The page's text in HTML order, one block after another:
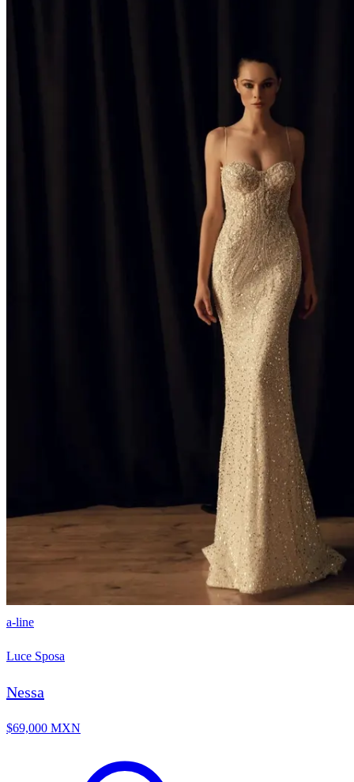
a-line
Luce Sposa
Nessa
$69,000 MXN